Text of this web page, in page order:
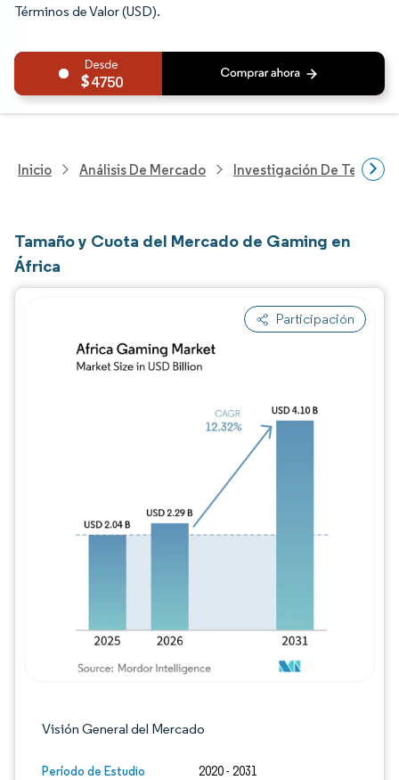
Términos de Valor (USD).
4750
Inicio Análisis De Mercado Investigación De
Tamaño y Cuota del Mercado de Gaming en
África
Participación
Visión General del Mercado
Período de Estudio 2020 - 2031
Imagen © Mordor Intelligence. El uso